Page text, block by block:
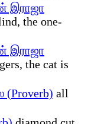
இராஜா
the one-
இராஜா
the cat is
all